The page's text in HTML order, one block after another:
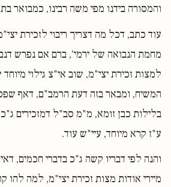
והמסורה בידנו מפי משה רבינו, כמבואר
עוד כתב, דכל מה דצריך ריבוי לזכירת
מחמת הנבואה של ירמי', ברם אם נפרש
למצות זכירת יצי"מ, שוב אי"צ גילוי
המשיח, ומבאר בזה דעת הרמב"ם, דאף
בלילות כבן זומא, מ"מ סב"ל דמזכירים
ע"ז קרא מיוחד, עיי"ש עוד.
והנה לפי דבריו קשה ג"כ בדברי חכמים,
מיירי אודות מצות זכירת יצי"מ, למה